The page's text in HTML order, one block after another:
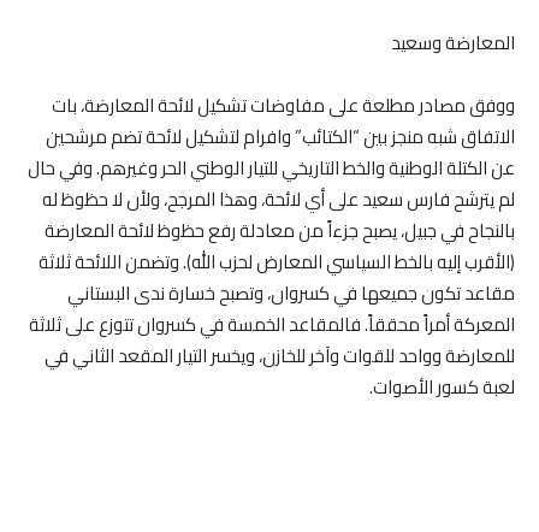
المعارضة وسعيد
ووفق مصادر مطلعة على مفاوضات تشكيل لائحة المعارضة، بات
الاتفاق شبه منجز بين “الكتائب” وافرام لتشكيل لائحة تضم مرشحين
عن الكتلة الوطنية والخط التاريخي للتيار الوطني الحر وغيرهم. وفي حال
لم يترشح فارس سعيد على أي لائحة، وهذا المرجح، ولأن لا حظوظ له
بالنجاح في جبيل، يصبح جزءاً من معادلة رفع حظوظ لائحة المعارضة
(الأقرب إليه بالخط السياسي المعارض لحزب الله). وتضمن اللائحة ثلاثة
مقاعد تكون جميعها في كسروان، وتصبح خسارة ندى البستاني
المعركة أمراً محققاً. فالمقاعد الخمسة في كسروان تتوزع على ثلاثة
للمعارضة وواحد للقوات وآخر للخازن، ويخسر التيار المقعد الثاني في
لعبة كسور الأصوات.